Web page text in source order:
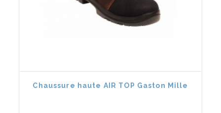
Chaussure haute AIR TOP Gaston Mille